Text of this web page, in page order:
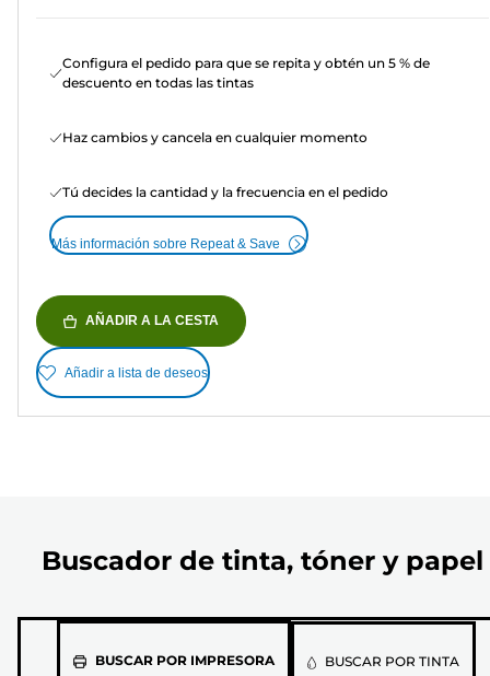
Configura el pedido para que se repita y obtén un 5 % de
descuento en todas las tintas
Haz cambios y cancela en cualquier momento
Tú decides la cantidad y la frecuencia en el pedido
Más información sobre Repeat & Save
AÑADIR A LA CESTA
Añadir a lista de deseos
Buscador de tinta, tóner y papel
BUSCAR POR IMPRESORASeleccionaBUSCAR POR TINTA